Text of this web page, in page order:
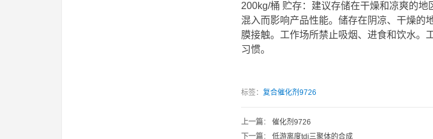
200kg/桶 贮存：建议存储在干燥和凉爽的
混入而影响产品性能。储存在阴凉、干燥的
膜接触。工作场所禁止吸烟、进食和饮水。
习惯。
标签： 复合催化剂9726
上一篇： 催化剂9726
下一篇： 低游离度tdi三聚体的合成